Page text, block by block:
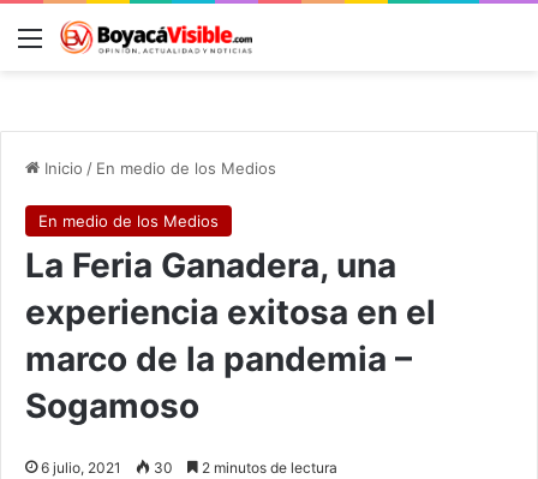
Menú
Inicio / En medio de los Medios
En medio de los Medios
La Feria Ganadera, una
experiencia exitosa en el
marco de la pandemia –
Sogamoso
6 julio, 2021 30 2 minutos de lectura